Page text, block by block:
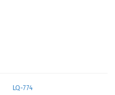
LQ-774